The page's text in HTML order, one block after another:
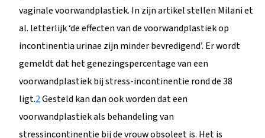
vaginale voorwandplastiek. In zijn artikel stellen Milani et
al. letterlijk ‘de effecten van de voorwandplastiek op
incontinentia urinae zijn minder bevredigend’. Er wordt
gemeldt dat het genezingspercentage van een
voorwandplastiek bij stress-incontinentie rond de 38
ligt.2Gesteld kan dan ook worden dat een
voorwandplastiek als behandeling van
stressincontinentie bij de vrouw obsoleet is. Het is